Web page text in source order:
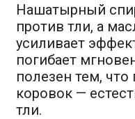
Нашатырный
против тли, а
усиливает
погибает
полезен тем,
коровок —
тли.